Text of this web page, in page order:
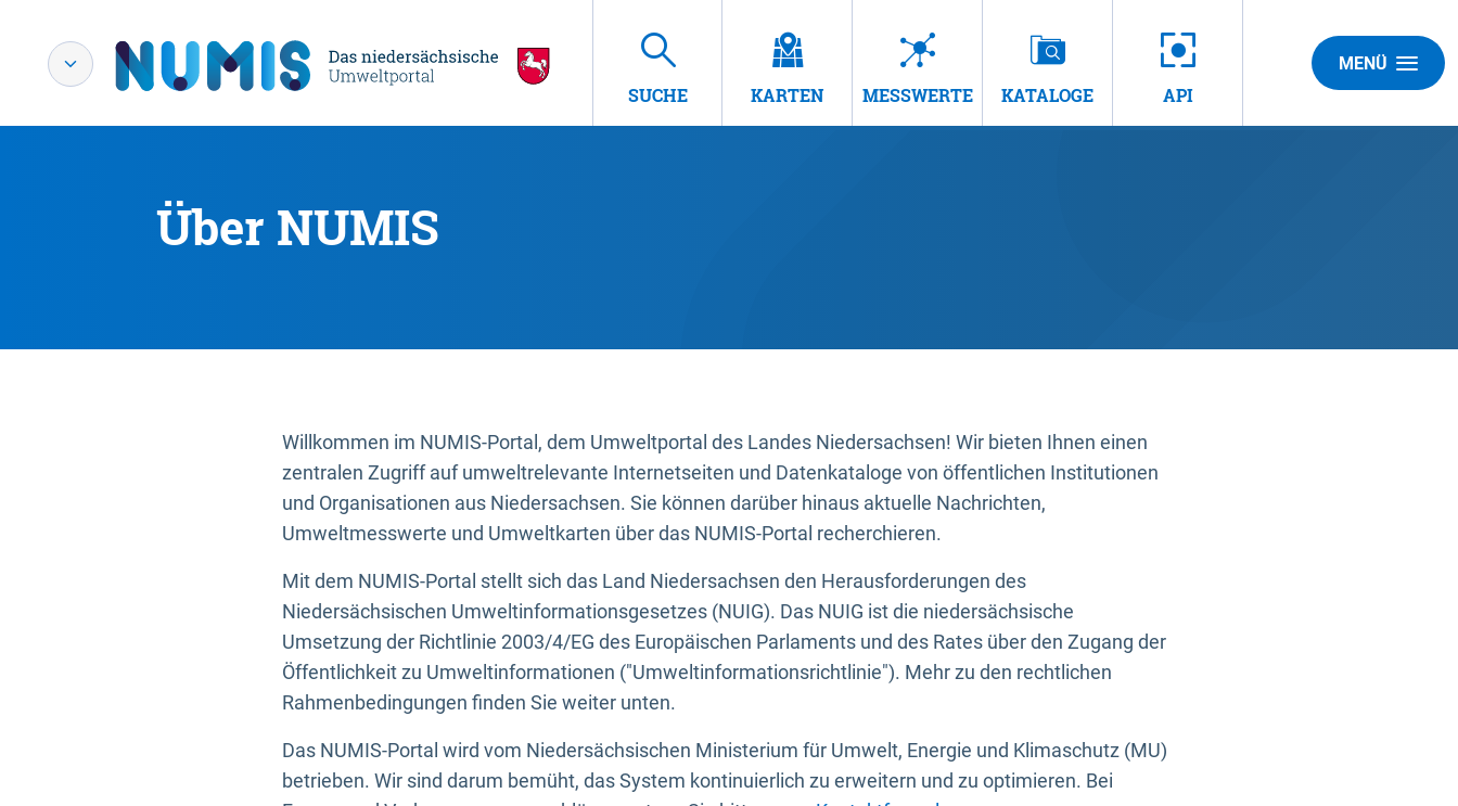
SUCHE KARTEN MESSWERTE KATALOGE API
MENÜ
Über NUMIS
Willkommen im NUMIS-Portal, dem Umweltportal des Landes Niedersachsen! Wir bieten Ihnen einen
zentralen Zugriff auf umweltrelevante Internetseiten und Datenkataloge von öffentlichen Institutionen
und Organisationen aus Niedersachsen. Sie können darüber hinaus aktuelle Nachrichten,
Umweltmesswerte und Umweltkarten über das NUMIS-Portal recherchieren.
Mit dem NUMIS-Portal stellt sich das Land Niedersachsen den Herausforderungen des
Niedersächsischen Umweltinformationsgesetzes (NUIG). Das NUIG ist die niedersächsische
Umsetzung der Richtlinie 2003/4/EG des Europäischen Parlaments und des Rates über den Zugang der
Öffentlichkeit zu Umweltinformationen ("Umweltinformationsrichtlinie"). Mehr zu den rechtlichen
Rahmenbedingungen finden Sie weiter unten.
Das NUMIS-Portal wird vom Niedersächsischen Ministerium für Umwelt, Energie und Klimaschutz (MU)
betrieben. Wir sind darum bemüht, das System kontinuierlich zu erweitern und zu optimieren. Bei